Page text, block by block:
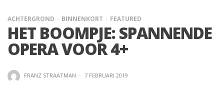
ACHTERGROND BINNENKORT FEATURED
HET BOOMPJE: SPANNENDE
OPERA VOOR 4+
FRANZ STRAATMAN · 7 FEBRUARI 2019